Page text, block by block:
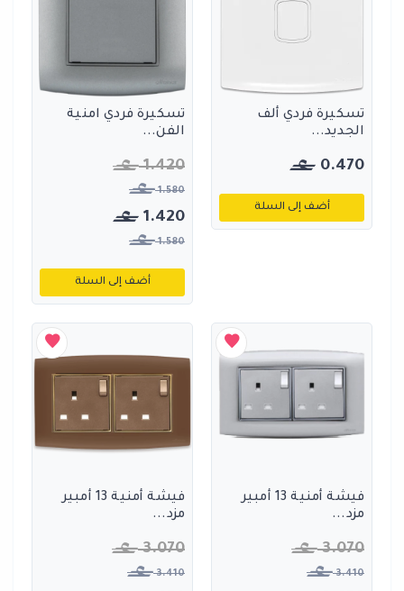
تسكيرة فردي ألف
الجديد...
0.470
أضف إلى السلة
تسكيرة فردي امنية
الفن...
1.420
1.580
1.420
1.580
أضف إلى السلة
فيشة أمنية 13 أمبير
مزد...
3.070
3.410
فيشة أمنية 13 أمبير
مزد...
3.070
3.410